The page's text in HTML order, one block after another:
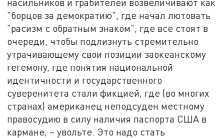
"борцов за демократию", где начал лютовать
"расизм с обратным знаком", где все стоят в
очереди, чтобы подлизнуть стремительно
утрачивающему свои позиции заокеанскому
гегемону, где понятия национальной
идентичности и государственного
суверенитета стали фикцией, где (во многих
странах) американец неподсуден местному
правосудию в силу наличия паспорта США в
кармане, – увольте. Это надо стать